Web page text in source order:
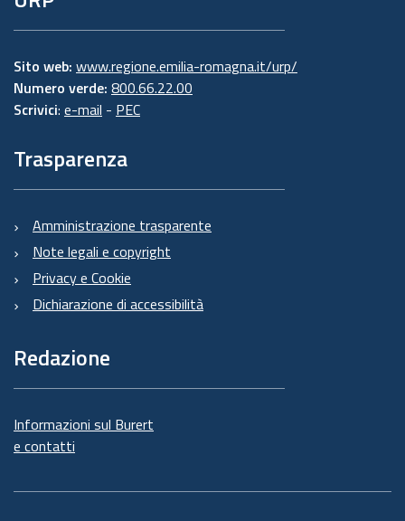
Sito web: www.regione.emilia-romagna.it/urp/
Numero verde: 800.66.22.00
Scrivici: e-mail - PEC
Trasparenza
Amministrazione trasparente
Note legali e copyright
Privacy e Cookie
Dichiarazione di accessibilità
Redazione
Informazioni sul Burert
e contatti